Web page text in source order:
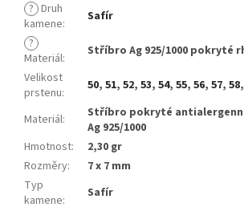
? Druh
kamene:
Safír
?
Materiál:
Stříbro Ag 925/1000 pokryté
Velikost
prstenu: 50, 51, 52, 53, 54, 55, 56, 57, 58,
Materiál:
Stříbro pokryté
Ag 925/1000
Hmotnost:
2,30 gr
Rozměry:
7 x 7 mm
Typ
kamene: Safír